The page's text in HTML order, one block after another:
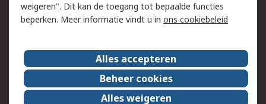
Algemene
verkoopvoorwaarden
Over RS
RS Group
Over ons
RS wereldwijd
Werken bij RS
weigeren". Dit kan de toegang tot bepaalde functies
beperken. Meer informatie vindt u in ons cookiebeleid
Alles accepteren
Beheer cookies
Alles weigeren